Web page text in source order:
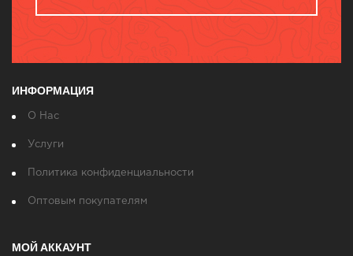
ИНФОРМАЦИЯ
О Нас
Услуги
Политика конфиденциальности
Оптовым покупателям
МОЙ АККАУНТ